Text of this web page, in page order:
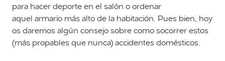
para hacer deporte en el salón o ordenar
aquel armario más alto de la habitación. Pues bien, hoy
os daremos algún consejo sobre como socorrer estos
(más propables que nunca) accidentes domésticos.